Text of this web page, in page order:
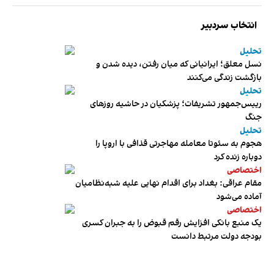
انتخاب سردبیر
تحلیل
نسل معلق؛ ایرانیانی که میان رفتن، دیده شدن و
بازگشت زندگی می‌کنند
تحلیل
رییس‌جمهور تشریفات؛ پزشکیان در حاشیه روزهای
جنگ
تحلیل
هجوم به سئوتا معامله مهاجرتی قذافی با اروپا را
دوباره زنده کرد
اختصاصی
مقام عراقی: بغداد برای اقدام نهایی علیه شبه‌نظامیان
آماده می‌شود
اختصاصی
یک منبع بانکی افزایش رقم قبوض را به جبران کسری
بودجه دولت مرتبط دانست